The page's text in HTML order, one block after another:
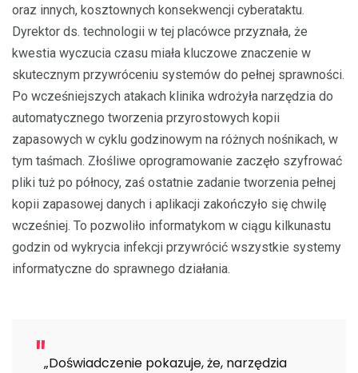
oraz innych, kosztownych konsekwencji cyberataktu.
Dyrektor ds. technologii w tej placówce przyznała, że
kwestia wyczucia czasu miała kluczowe znaczenie w
skutecznym przywróceniu systemów do pełnej sprawności.
Po wcześniejszych atakach klinika wdrożyła narzędzia do
automatycznego tworzenia przyrostowych kopii
zapasowych w cyklu godzinowym na różnych nośnikach, w
tym taśmach. Złośliwe oprogramowanie zaczęło szyfrować
pliki tuż po północy, zaś ostatnie zadanie tworzenia pełnej
kopii zapasowej danych i aplikacji zakończyło się chwilę
wcześniej. To pozwoliło informatykom w ciągu kilkunastu
godzin od wykrycia infekcji przywrócić wszystkie systemy
informatyczne do sprawnego działania.
„Doświadczenie pokazuje, że, narzędzia